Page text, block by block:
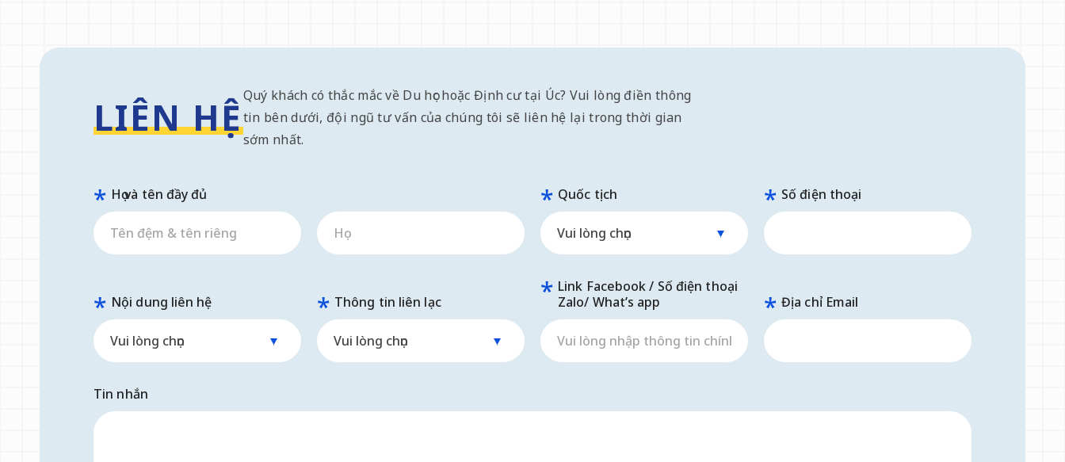
LIÊN HỆQuý khách có thắc mắc về Du học hoặc Định cư tại Úc? Vui lòng điền thông
tin bên dưới, đội ngũ tư vấn của chúng tôi sẽ liên hệ lại trong thời gian
sớm nhất.
Họ và tên đầy đủ Quốc tịch Số điện thoại
Nội dung liên hệ Thông tin liên lạc
Link Facebook / Số điện thoại
Zalo/ What’s app
Địa chỉ Email
Tin nhắn